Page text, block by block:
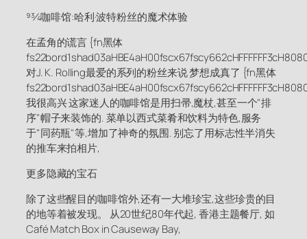
93⁄4咖啡馆:哈利·波特粉丝的魔术体验
在孟角的谎言 {fn黑体
对J. K. Rolling最爱的系列的粉丝来说 梦想成真了 {fn黑体
我很高兴 这家迷人的咖啡馆是用扫帚,魔杖,甚至一个"排
序"帽子来装饰的. 菜单以西式菜肴和饮料为特色,服务
于"同药瓶"等,增加了神奇的氛围. 别忘了用标志性半消失
的推车来拍相片,
更多隐藏的宝石
除了这些醒目的咖啡馆外,还有一大堆珍宝,这些珍贵的目
的地等着被发现。 从20世纪80年代起, 香港主题餐厅, 如
Café Match Box in Causeway Bay,